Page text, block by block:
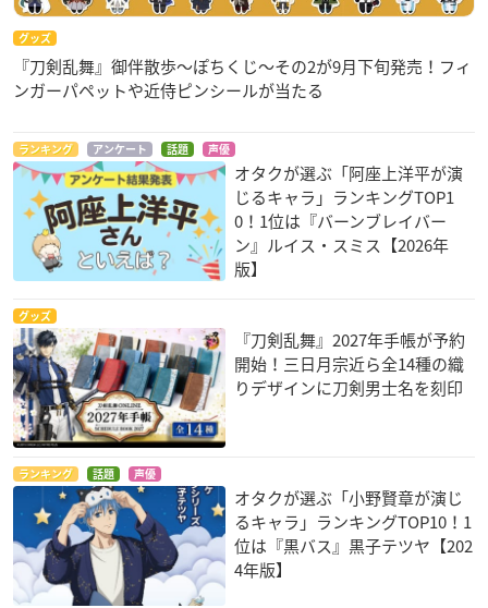
グッズ
『刀剣乱舞』御伴散歩～ぽちくじ～その2が9月下旬発売！フィ
ンガーパペットや近侍ピンシールが当たる
ランキング アンケート 話題 声優
オタクが選ぶ「阿座上洋平が演
じるキャラ」ランキングTOP1
0！1位は『バーンブレイバー
ン』ルイス・スミス【2026年
版】
グッズ
『刀剣乱舞』2027年手帳が予約
開始！三日月宗近ら全14種の織
りデザインに刀剣男士名を刻印
ランキング 話題 声優
オタクが選ぶ「小野賢章が演じ
るキャラ」ランキングTOP10！1
位は『黒バス』黒子テツヤ【202
4年版】